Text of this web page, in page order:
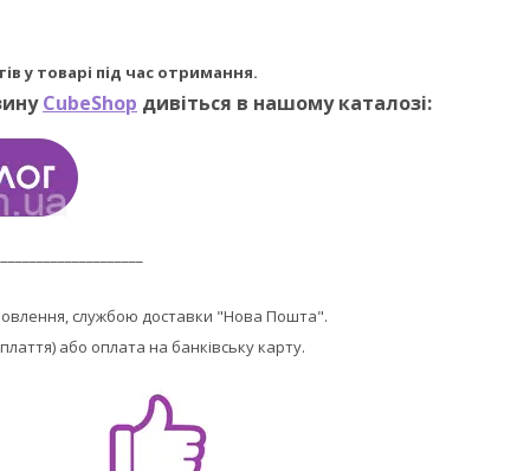
у товарі під час отримання.
CubeShop дивіться в нашому каталозі:
службою доставки "Нова Пошта".
або оплата на банківську карту.